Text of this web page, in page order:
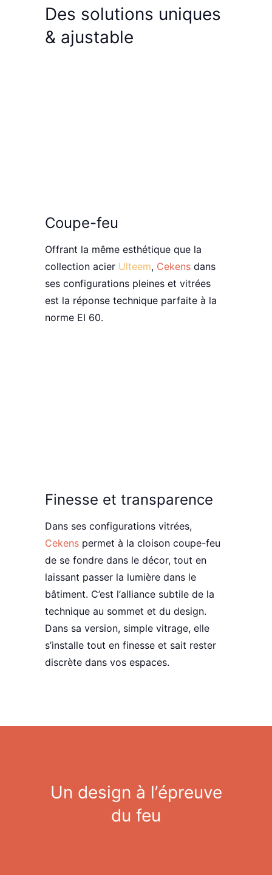
Des solutions uniques
& ajustable
Coupe-feu
Offrant la même esthétique que la
collection acier Ulteem, Cekens dans
ses configurations pleines et vitrées
est la réponse technique parfaite à la
norme EI 60.
Finesse et transparence
Dans ses configurations vitrées,
Cekens permet à la cloison coupe-feu
de se fondre dans le décor, tout en
laissant passer la lumière dans le
bâtiment. C’est l’alliance subtile de la
technique au sommet et du design.
Dans sa version, simple vitrage, elle
s’installe tout en finesse et sait rester
discrète dans vos espaces.
Un design à l’épreuve
du feu